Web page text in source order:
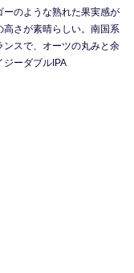
のような熟れた果実感が
さが素晴らしい。南国系
スで、オーツの丸みと余
ジーダブルIPA